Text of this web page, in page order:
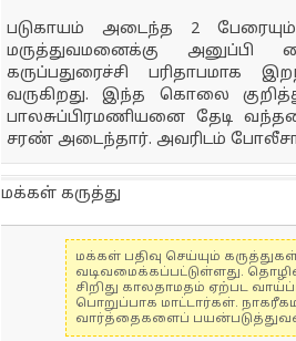
படுகாயம் அடைந்த 2
மருத்துவமனைக்கு
கருப்பதுரைச்சி பரிதாபமாக
வருகிறது. இந்த கொலை
பாலசுப்பிரமணியனை தேடி
சரண் அடைந்தார். அவரிடம்
மக்கள் கருத்து
மக்கள் பதிவு செய்யும்
வடிவமைக்கப்பட்டுள்ளது.
சிறிது காலதாமதம் ஏற்பட
பொறுப்பாக மாட்டார்கள்.
வார்த்தைகளைப்